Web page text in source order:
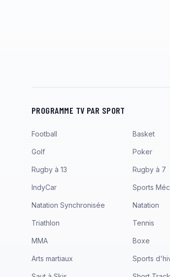
PROGRAMME TV PAR SPORT
Football Basket
Golf Poker
Rugby à 13 Rugby à 7
IndyCar Sports
Natation Synchronisée Natation
Triathlon Tennis
MMA Boxe
Arts martiaux Sports